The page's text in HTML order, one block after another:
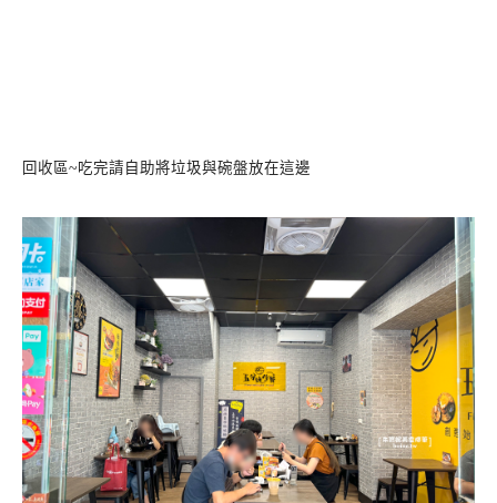
回收區~吃完請自助將垃圾與碗盤放在這邊